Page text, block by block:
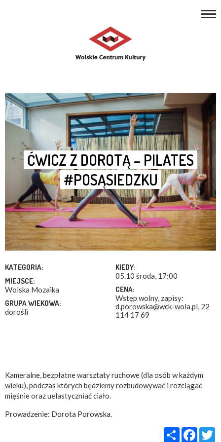
ĆWICZ Z DOROTĄ – PILATES
#POSĄSIEDZKU
KATEGORIA:
MIEJSCE:
Wolska Mozaika
GRUPA WIEKOWA:
dorośli
KIEDY:
05.10 środa, 17:00
CENA:
Wstęp wolny, zapisy:
d.porowska@wck-wola.pl, 22
114 17 69
Kameralne, bezpłatne warsztaty ruchowe (dla osób w każdym
wieku), podczas których będziemy rozbudowywać i rozciągać
mięśnie oraz uelastyczniać ciało.
Prowadzenie: Dorota Porowska.
Share
ZAJĘCIA
PROJEKTY
NASZE MIEJSCA
KONTAKT